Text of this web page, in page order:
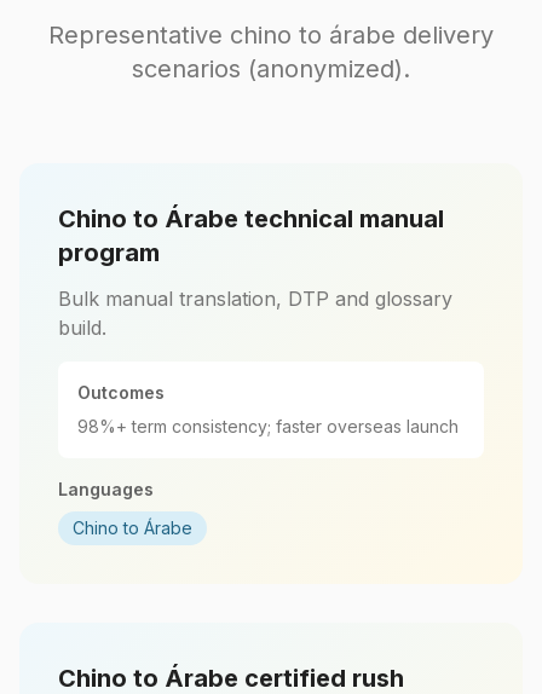
Representative chino to árabe delivery
scenarios (anonymized).
Chino to Árabe technical manual
program
Bulk manual translation, DTP and glossary
build.
Outcomes
98%+ term consistency; faster overseas launch
Languages
Chino to Árabe
Chino to Árabe certified rush